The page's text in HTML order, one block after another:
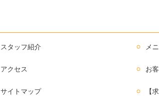
スタッフ紹介 メ
アクセス お
サイトマップ 【